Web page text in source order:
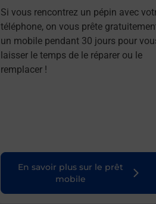
Si vous rencontrez un pépin avec
téléphone, on vous prête
un mobile pendant 30 jours pour
laisser le temps de le réparer ou le
remplacer !
En savoir plus sur le prêt
mobile